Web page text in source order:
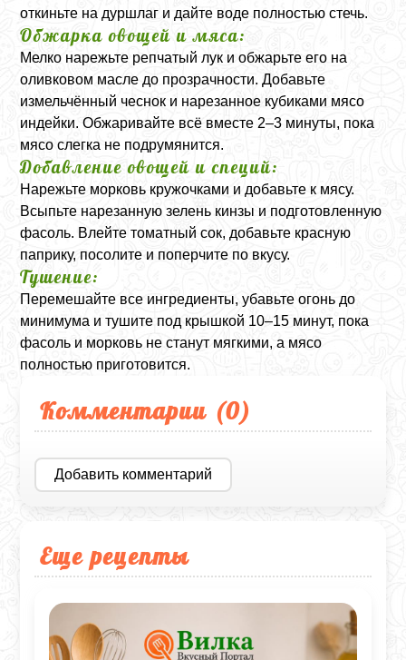
откиньте на дуршлаг и дайте воде полностью стечь.
Обжарка овощей и мяса:
Мелко нарежьте репчатый лук и обжарьте его на
оливковом масле до прозрачности. Добавьте
измельчённый чеснок и нарезанное кубиками мясо
индейки. Обжаривайте всё вместе 2–3 минуты, пока
мясо слегка не подрумянится.
Добавление овощей и специй:
Нарежьте морковь кружочками и добавьте к мясу.
Всыпьте нарезанную зелень кинзы и подготовленную
фасоль. Влейте томатный сок, добавьте красную
паприку, посолите и поперчите по вкусу.
Тушение:
Перемешайте все ингредиенты, убавьте огонь до
минимума и тушите под крышкой 10–15 минут, пока
фасоль и морковь не станут мягкими, а мясо
полностью приготовится.
Комментарии (0)
Добавить комментарий
Еще рецепты